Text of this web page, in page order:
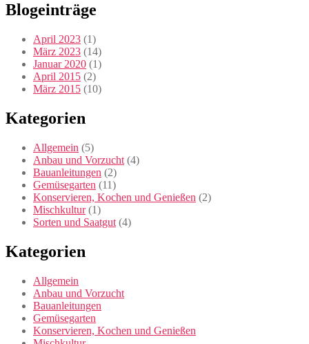
Blogeinträge
April 2023 (1)
März 2023 (14)
Januar 2020 (1)
April 2015 (2)
März 2015 (10)
Kategorien
Allgemein (5)
Anbau und Vorzucht (4)
Bauanleitungen (2)
Gemüsegarten (11)
Konservieren, Kochen und Genießen (2)
Mischkultur(1)
Sorten und Saatgut (4)
Kategorien
Allgemein
Anbau und Vorzucht
Bauanleitungen
Gemüsegarten
Konservieren, Kochen und Genießen